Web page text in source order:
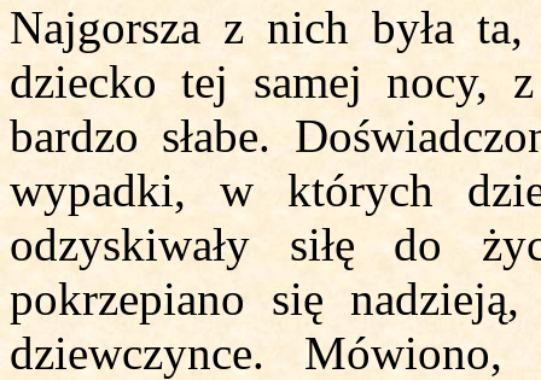
Najgorsza z nich była
dziecko tej samej nocy,
bardzo słabe.
wypadki, w których
odzyskiwały siłę do
pokrzepiano się
dziewczynce.